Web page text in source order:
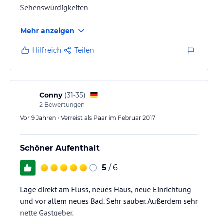
Sehenswürdigkeiten
Mehr anzeigen
Hilfreich Teilen
Conny (31-35)
2 Bewertungen
Vor 9 Jahren • Verreist als Paar im Februar 2017
Schöner Aufenthalt
5 / 6
Lage direkt am Fluss, neues Haus, neue Einrichtung
und vor allem neues Bad. Sehr sauber. Außerdem sehr
nette Gastgeber.